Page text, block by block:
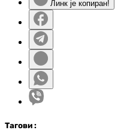
Линк је копиран!
Тагови :